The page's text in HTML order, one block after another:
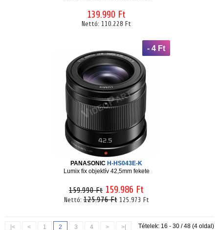
139.990 Ft
Nettó: 110.228 Ft
- 4 Ft
PANASONIC H-HS043E-K
Lumix fix objektív 42,5mm fekete
159.990 Ft 159.986 Ft
Nettó:125.976 Ft 125.973 Ft
|< < 1 2 3 4 > >| Tételek: 16 - 30 / 48 (4 oldal)